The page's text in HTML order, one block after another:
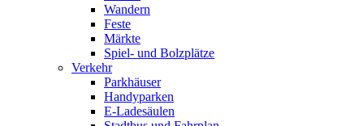
Wandern
Feste
Märkte
Spiel- und Bolzplätze
Verkehr
Parkhäuser
Handyparken
E-Ladesäulen